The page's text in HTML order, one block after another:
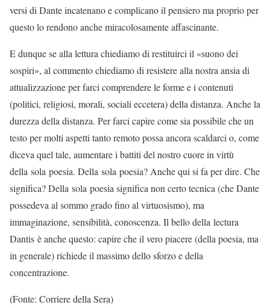
versi di Dante incatenano e complicano il pensiero ma proprio per
questo lo rendono anche miracolosamente affascinante.
E dunque se alla lettura chiediamo di restituirci il «suono dei
sospiri», al commento chiediamo di resistere alla nostra ansia di
attualizzazione per farci comprendere le forme e i contenuti
(politici, religiosi, morali, sociali eccetera) della distanza. Anche la
durezza della distanza. Per farci capire come sia possibile che un
testo per molti aspetti tanto remoto possa ancora scaldarci o, come
diceva quel tale, aumentare i battiti del nostro cuore in virtù
della sola poesia. Della sola poesia? Anche qui si fa per dire. Che
significa? Della sola poesia significa non certo tecnica (che Dante
possedeva al sommo grado fino al virtuosismo), ma
immaginazione, sensibilità, conoscenza. Il bello della lectura
Dantis è anche questo: capire che il vero piacere (della poesia, ma
in generale) richiede il massimo dello sforzo e della
concentrazione.
(Fonte: Corriere della Sera)